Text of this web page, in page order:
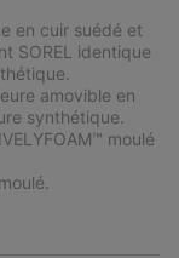
en cuir suédé et
SOREL identique
amovible en
synthétique.
moulé